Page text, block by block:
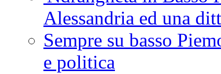
Alessandria ed una
Sempre su basso
e politica